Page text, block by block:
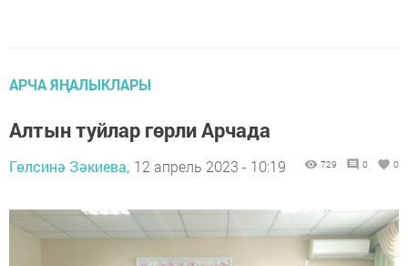
АРЧА ЯҢАЛЫКЛАРЫ
Алтын туйлар гөрли Арчада
Гөлсинә Зәкиева, 12 апрель 2023 - 10:19 729 0 0